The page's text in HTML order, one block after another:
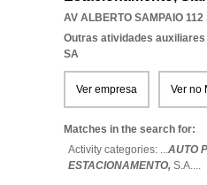
AV ALBERTO SAMPAIO 112
Outras atividades
SA
Ver empresa Ver no
Matches in the search for:
Activity categories: ...AUTO
ESTACIONAMENTO, S.A....